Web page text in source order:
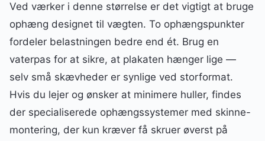
Ved værker i denne størrelse er det vigtigt at bruge
ophæng designet til vægten. To ophængspunkter
fordeler belastningen bedre end ét. Brug en
vaterpas for at sikre, at plakaten hænger lige —
selv små skævheder er synlige ved storformat.
Hvis du lejer og ønsker at minimere huller, findes
der specialiserede ophængssystemer med skinne-
montering, der kun kræver få skruer øverst på